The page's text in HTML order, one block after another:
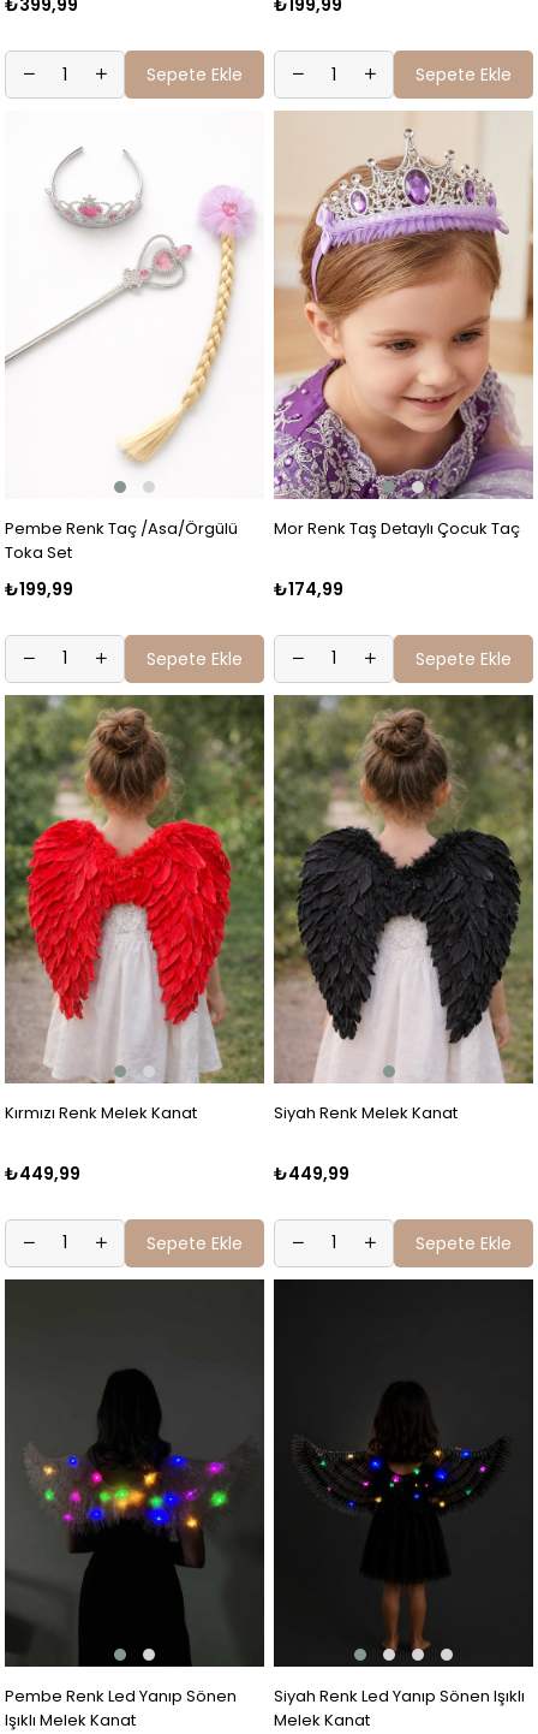
₺399,99
Sepete Ekle
₺199,99
Sepete Ekle
Pembe Renk Taç /Asa/Örgülü
Toka Set
₺199,99
Sepete Ekle
Mor Renk Taş Detaylı Çocuk Taç
₺174,99
Sepete Ekle
Kırmızı Renk Melek Kanat
₺449,99
Sepete Ekle
Siyah Renk Melek Kanat
₺449,99
Sepete Ekle
Pembe Renk Led Yanıp Sönen
Işıklı Melek Kanat
Siyah Renk Led Yanıp Sönen Işıklı
Melek Kanat